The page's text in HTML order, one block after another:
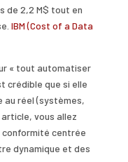
de 2,2 M$ tout en
IBM (Cost of a Data
« tout automatiser
crédible que si elle
au réel (systèmes,
vous allez
centrée
dynamique et des